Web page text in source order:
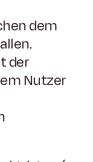
dem
der
Nutzer